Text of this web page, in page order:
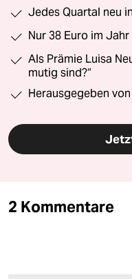
Jedes Quartal neu
Nur 38 Euro im Jahr
Als Prämie Luisa
mutig sind?“
Herausgegeben
2 Kommentare